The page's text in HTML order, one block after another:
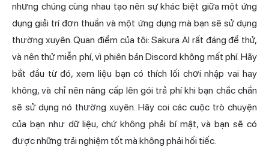
nhưng chúng cùng nhau tạo nên sự khác biệt giữa một ứng
dụng giải trí đơn thuần và một ứng dụng mà bạn sẽ sử dụng
thường xuyên. Quan điểm của tôi: Sakura AI rất đáng để thử,
và nên thử miễn phí, vì phiên bản Discord không mất phí. Hãy
bắt đầu từ đó, xem liệu bạn có thích lối chơi nhập vai hay
không, và chỉ nên nâng cấp lên gói trả phí khi bạn chắc chắn
sẽ sử dụng nó thường xuyên. Hãy coi các cuộc trò chuyện
của bạn như dữ liệu, chứ không phải bí mật, và bạn sẽ có
được những trải nghiệm tốt mà không phải hối tiếc.